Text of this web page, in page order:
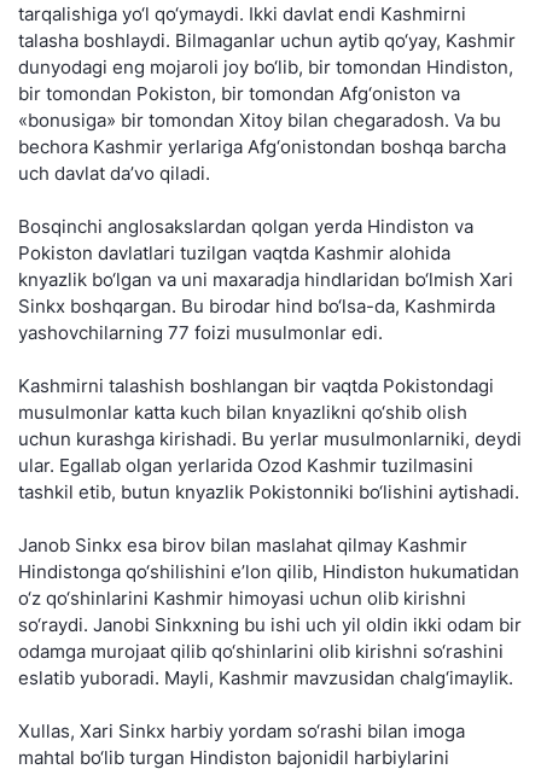
tarqalishiga yo‘l qo‘ymaydi. Ikki davlat endi Kashmirni
talasha boshlaydi. Bilmaganlar uchun aytib qo‘yay, Kashmir
dunyodagi eng mojaroli joy bo‘lib, bir tomondan Hindiston,
bir tomondan Pokiston, bir tomondan Afg‘oniston va
«bonusiga» bir tomondan Xitoy bilan chegaradosh. Va bu
bechora Kashmir yerlariga Afg‘onistondan boshqa barcha
uch davlat da’vo qiladi.
Bosqinchi anglosakslardan qolgan yerda Hindiston va
Pokiston davlatlari tuzilgan vaqtda Kashmir alohida
knyazlik bo‘lgan va uni maxaradja hindlaridan bo‘lmish Xari
Sinkx boshqargan. Bu birodar hind bo‘lsa-da, Kashmirda
yashovchilarning 77 foizi musulmonlar edi.
Kashmirni talashish boshlangan bir vaqtda Pokistondagi
musulmonlar katta kuch bilan knyazlikni qo‘shib olish
uchun kurashga kirishadi. Bu yerlar musulmonlarniki, deydi
ular. Egallab olgan yerlarida Ozod Kashmir tuzilmasini
tashkil etib, butun knyazlik Pokistonniki bo‘lishini aytishadi.
Janob Sinkx esa birov bilan maslahat qilmay Kashmir
Hindistonga qo‘shilishini e’lon qilib, Hindiston hukumatidan
o‘z qo‘shinlarini Kashmir himoyasi uchun olib kirishni
so‘raydi. Janobi Sinkxning bu ishi uch yil oldin ikki odam bir
odamga murojaat qilib qo‘shinlarini olib kirishni so‘rashini
eslatib yuboradi. Mayli, Kashmir mavzusidan chalg‘imaylik.
Xullas, Xari Sinkx harbiy yordam so‘rashi bilan imoga
mahtal bo‘lib turgan Hindiston bajonidil harbiylarini